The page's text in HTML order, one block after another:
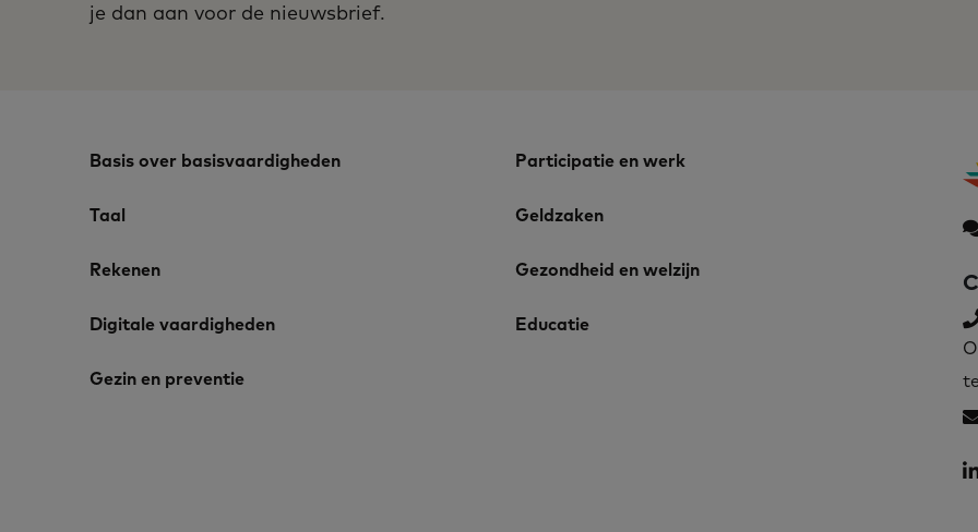
je dan aan voor de nieuwsbrief.
Basis over basisvaardigheden Participatie en werk
Taal Geldzaken
Rekenen Gezondheid en welzijn
Digitale vaardigheden Educatie
Gezin en preventie